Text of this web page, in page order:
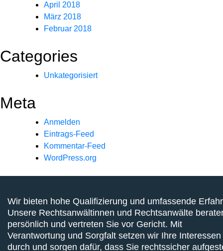
April 2018
März 2018
Februar 2018
Categories
Unkategorisiert
Meta
Anmelden
Eintrags-Feed
Kommentar-Feed
WordPress.org
Wir bieten hohe Qualifizierung und umfassende
Unsere Rechtsanwältinnen und Rechtsanwälte
persönlich und vertreten Sie vor Gericht. Mit
Verantwortung und Sorgfalt setzen wir Ihre Interessen
durch und sorgen dafür, dass Sie rechtssicher